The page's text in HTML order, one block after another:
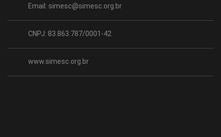
Email: simesc@simesc.org.br
CNPJ: 83.863.787/0001-42
www.simesc.org.br